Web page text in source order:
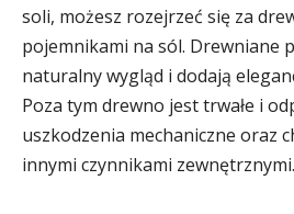
soli, możesz rozejrzeć się za
pojemnikami na sól. Drewniane
naturalny wygląd i dodają
Poza tym drewno jest trwałe i
uszkodzenia mechaniczne oraz
innymi czynnikami zewnętrznymi.